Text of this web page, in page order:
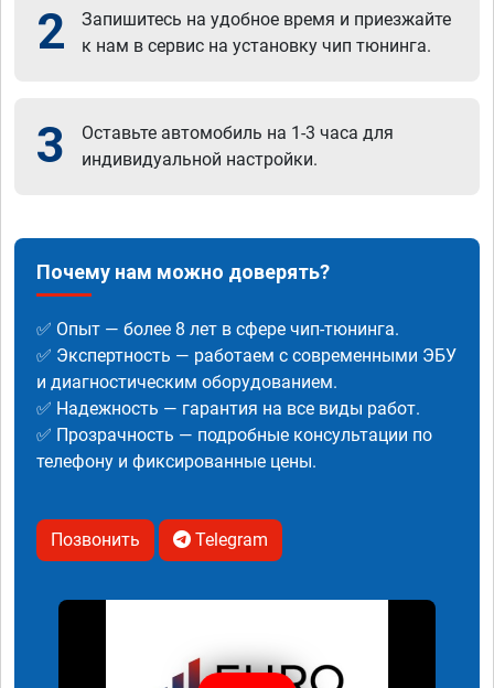
2
Запишитесь на удобное время и приезжайте
к нам в сервис на установку чип тюнинга.
3
Оставьте автомобиль на 1-3 часа для
индивидуальной настройки.
Почему нам можно доверять?
✅ Опыт — более 8 лет в сфере чип-тюнинга.
✅ Экспертность — работаем с современными ЭБУ
и диагностическим оборудованием.
✅ Надежность — гарантия на все виды работ.
✅ Прозрачность — подробные консультации по
телефону и фиксированные цены.
Позвонить Telegram